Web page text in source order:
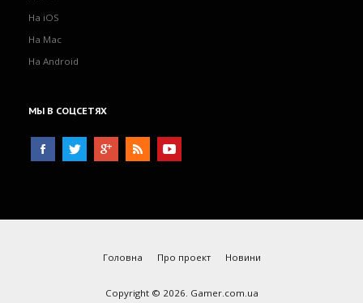
На iOS
На Mac
На Android
МЫ В СОЦСЕТЯХ
Головна Про проект Новини
Copyright © 2026. Gamer.com.ua